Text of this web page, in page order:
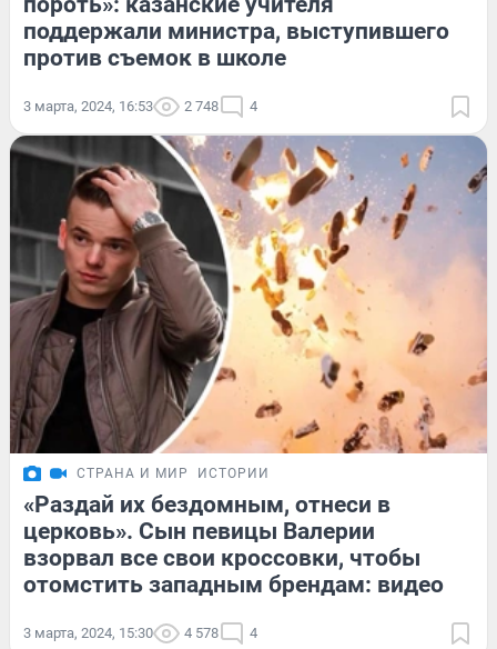
поддержали министра, выступившего
против съемок в школе
3 марта, 2024, 16:53 2 748 4
СТРАНА И МИР ИСТОРИИ
«Раздай их бездомным, отнеси в
церковь». Сын певицы Валерии
взорвал все свои кроссовки, чтобы
отомстить западным брендам: видео
3 марта, 2024, 15:30 4 578 4